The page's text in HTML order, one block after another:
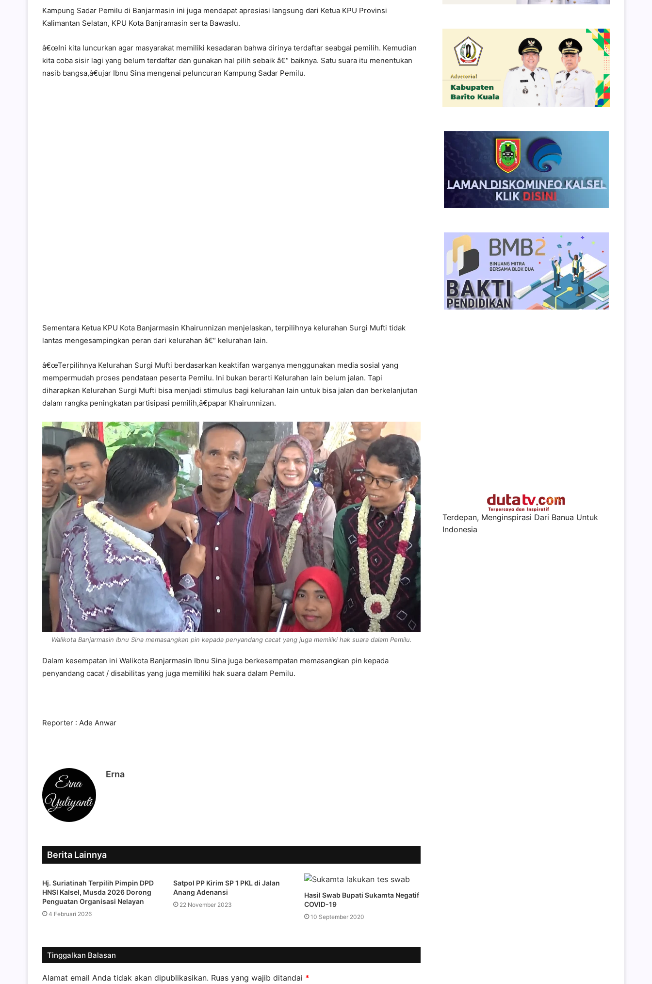
Kampung Sadar Pemilu di Banjarmasin ini juga mendapat apresiasi langsung dari Ketua KPU Provinsi
Kalimantan Selatan, KPU Kota Banjramasin serta Bawaslu.
â€œIni kita luncurkan agar masyarakat memiliki kesadaran bahwa dirinya terdaftar seabgai pemilih. Kemudian
kita coba sisir lagi yang belum terdaftar dan gunakan hal pilih sebaik â€“ baiknya. Satu suara itu menentukan
nasib bangsa,â€ujar Ibnu Sina mengenai peluncuran Kampung Sadar Pemilu.
Sementara Ketua KPU Kota Banjarmasin Khairunnizan menjelaskan, terpilihnya kelurahan Surgi Mufti tidak
lantas mengesampingkan peran dari kelurahan â€“ kelurahan lain.
â€œTerpilihnya Kelurahan Surgi Mufti berdasarkan keaktifan warganya menggunakan media sosial yang
mempermudah proses pendataan peserta Pemilu. Ini bukan berarti Kelurahan lain belum jalan. Tapi
diharapkan Kelurahan Surgi Mufti bisa menjadi stimulus bagi kelurahan lain untuk bisa jalan dan berkelanjutan
dalam rangka peningkatan partisipasi pemilih,â€papar Khairunnizan.
Walikota Banjarmasin Ibnu Sina memasangkan pin kepada penyandang cacat yang juga memiliki hak suara dalam Pemilu.
Dalam kesempatan ini Walikota Banjarmasin Ibnu Sina juga berkesempatan memasangkan pin kepada
penyandang cacat / disabilitas yang juga memiliki hak suara dalam Pemilu.
Reporter : Ade Anwar
Erna
Berita Lainnya
Hj. Suriatinah Terpilih Pimpin DPD
HNSI Kalsel, Musda 2026 Dorong
Penguatan Organisasi Nelayan
4 Februari 2026
Satpol PP Kirim SP 1 PKL di Jalan
Anang Adenansi
22 November 2023
Hasil Swab Bupati Sukamta Negatif
COVID-19
10 September 2020
Tinggalkan Balasan
Alamat email Anda tidak akan dipublikasikan. Ruas yang wajib ditandai *
Terdepan, Menginspirasi Dari Banua Untuk
Indonesia